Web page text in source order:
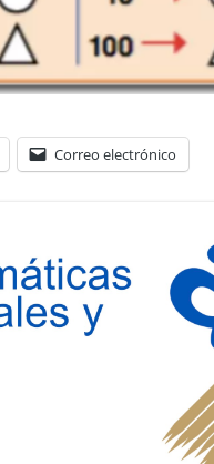
Correo electrónico